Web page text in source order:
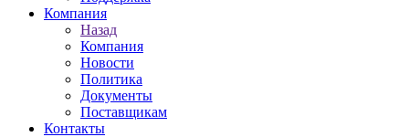
Компания
Назад
Компания
Новости
Политика
Документы
Поставщикам
Контакты